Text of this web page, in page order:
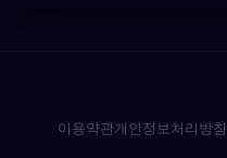
이용약관개인정보처리방침